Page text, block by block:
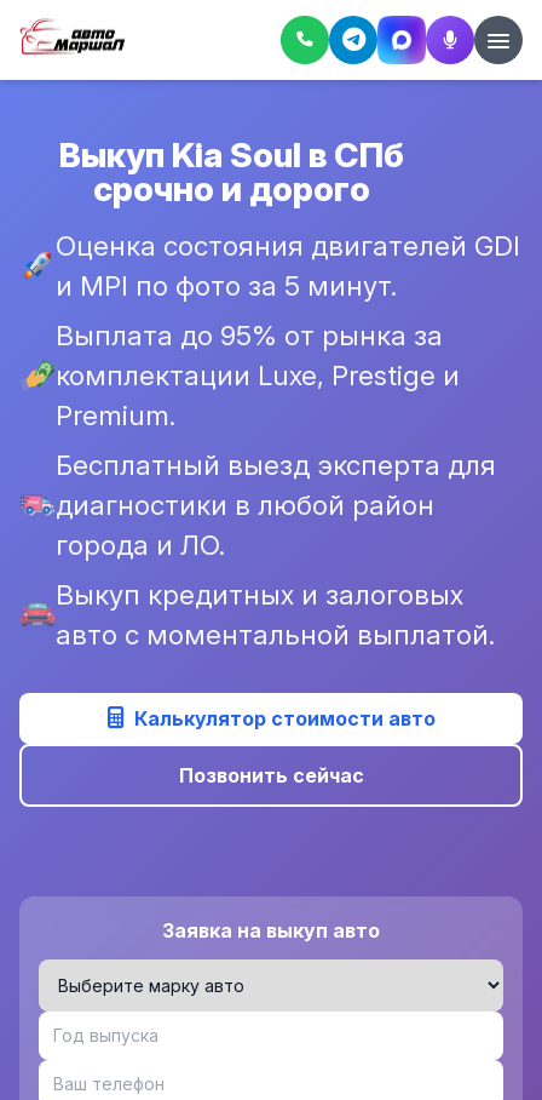
Выкуп Kia Soul в СПб
срочно и дорого
Оценка состояния двигателей GDI
и MPI по фото за 5 минут.
Выплата до 95% от рынка за
комплектации Luxe, Prestige и
Premium.
Бесплатный выезд эксперта для
диагностики в любой район
города и ЛО.
Выкуп кредитных и залоговых
авто с моментальной выплатой.
Калькулятор стоимости авто
Позвонить сейчас
Заявка на выкуп авто